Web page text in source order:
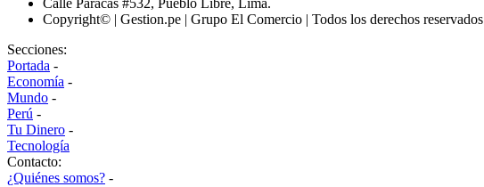
Calle Paracas #532, Pueblo Libre, Lima.
Copyright© | Gestion.pe | Grupo El Comercio | Todos los derechos reservados
Secciones:
Portada -
Economía -
Mundo -
Perú -
Tu Dinero -
Tecnología
Contacto:
¿Quiénes somos? -